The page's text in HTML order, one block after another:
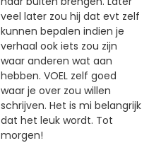
veel later zou hij dat evt zelf
kunnen bepalen indien je
verhaal ook iets zou zijn
waar anderen wat aan
hebben. VOEL zelf goed
waar je over zou willen
schrijven. Het is mi belangrijk
dat het leuk wordt. Tot
morgen!